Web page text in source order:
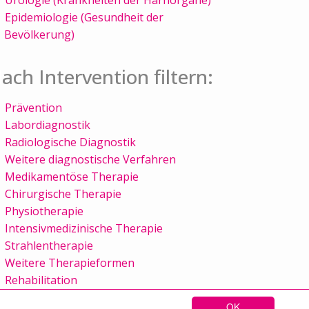
OK
Epidemiologie (Gesundheit der
Bevölkerung)
Intervention filtern:
Prävention
Labordiagnostik
Radiologische Diagnostik
Weitere diagnostische Verfahren
Medikamentöse Therapie
Chirurgische Therapie
Physiotherapie
Intensivmedizinische Therapie
Strahlentherapie
Weitere Therapieformen
Rehabilitation